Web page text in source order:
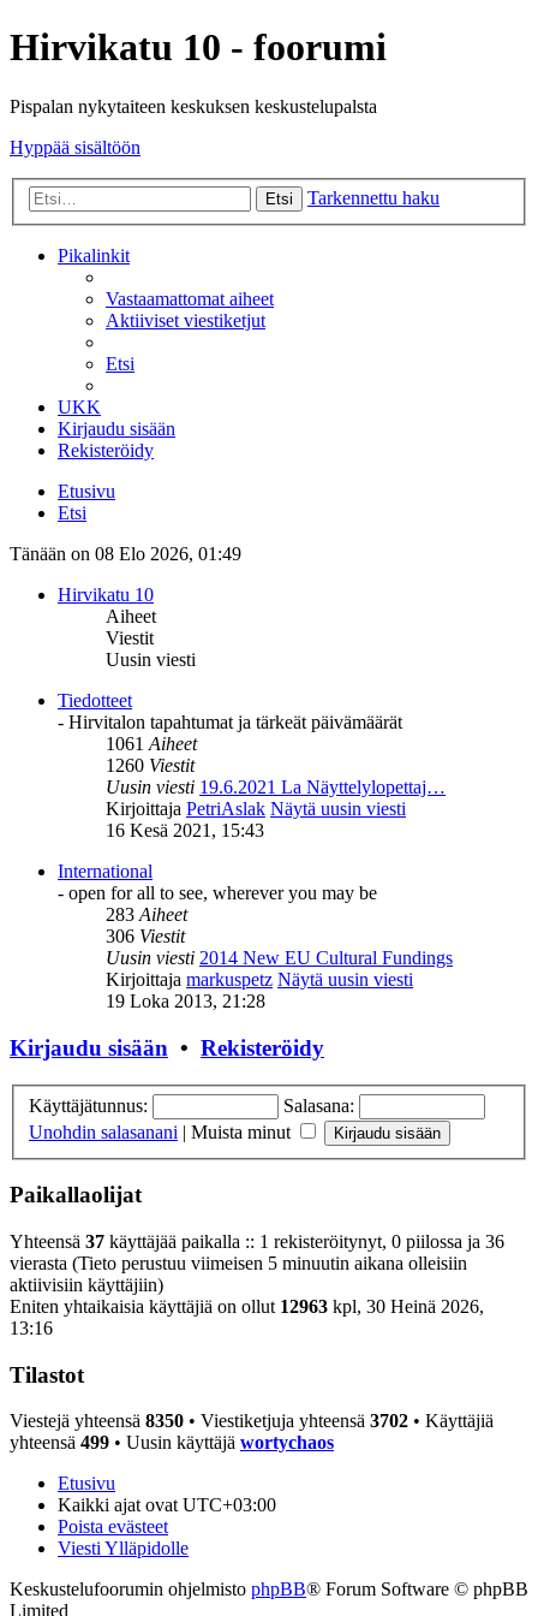
Hirvikatu 10 - foorumi
Pispalan nykytaiteen keskuksen keskustelupalsta
Hyppää sisältöön
Etsi Tarkennettu haku
Pikalinkit
Vastaamattomat aiheet
Aktiiviset viestiketjut
Etsi
UKK
Kirjaudu sisään
Rekisteröidy
Etusivu
Etsi
Tänään on 08 Elo 2026, 01:49
Hirvikatu 10
Aiheet
Viestit
Uusin viesti
Tiedotteet
- Hirvitalon tapahtumat ja tärkeät päivämäärät
1061Aiheet
1260 Viestit
Uusin viesti 19.6.2021 La Näyttelylopettaj…
Kirjoittaja PetriAslak Näytä uusin viesti
16 Kesä 2021, 15:43
International
- open for all to see, wherever you may be
283Aiheet
306 Viestit
Uusin viesti 2014 New EU Cultural Fundings
Kirjoittaja markuspetz Näytä uusin viesti
19 Loka 2013, 21:28
Kirjaudu sisään • Rekisteröidy
Käyttäjätunnus:
Salasana:
Unohdin salasanani | Muista minut
Paikallaolijat
Yhteensä 37 käyttäjää paikalla :: 1 rekisteröitynyt, 0 piilossa ja 36
vierasta (Tieto perustuu viimeisen 5 minuutin aikana olleisiin
aktiivisiin käyttäjiin)
Eniten yhtaikaisia käyttäjiä on ollut 12963 kpl, 30 Heinä 2026,
13:16
Tilastot
Viestejä yhteensä 8350 • Viestiketjuja yhteensä 3702 • Käyttäjiä
yhteensä 499 • Uusin käyttäjä wortychaos
Etusivu
Kaikki ajat ovat UTC+03:00
Poista evästeet
Viesti Ylläpidolle
Keskustelufoorumin ohjelmisto phpBB® Forum Software © phpBB
Limited